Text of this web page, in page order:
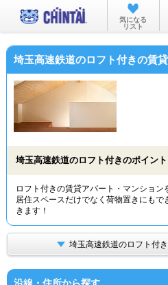
お部屋を
沿線
物件
TOP
気になる
リスト
埼玉高速鉄道のロフト付きの賃
埼玉高速鉄道のロフト付きのポイント
ロフト付きの賃貸アパート・マンショ
居住スペースだけでなく荷物置きにも
きます！
埼玉高速鉄道のロフト付